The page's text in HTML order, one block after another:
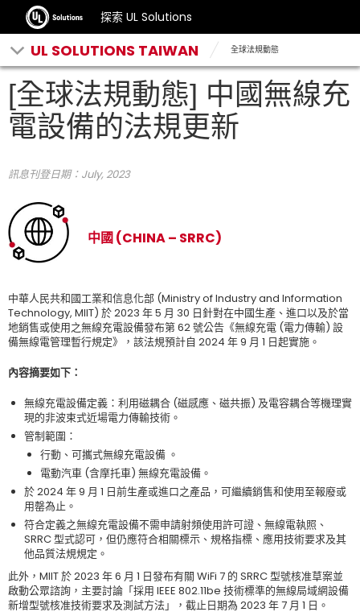
探索 UL Solutions
UL SOLUTIONS TAIWAN 全球法規動態
[全球法規動態] 中國無線充
電設備的法規更新
訊息刊登日期：July, 2023
中國(CHINA – SRRC)
中華人民共和國工業和信息化部 (Ministry of Industry and Information
Technology, MIIT) 於2023 年5 月 30 日針對在中國生產、進口以及於當
地銷售或使用之無線充電設備發布第62號公告《無線充電 (電力傳輸) 設
備無線電管理暫行規定》，該法規預計自 2024 年9 月 1 日起實施。
內容摘要如下：
無線充電設備定義：利用磁耦合 (磁感應、磁共振) 及電容耦合等機理實
現的非波束式近場電力傳輸技術。
管制範圍：
行動、可攜式無線充電設備 。
電動汽車 (含摩托車) 無線充電設備。
於2024 年9 月 1 日前生產或進口之產品，可繼續銷售和使用至報廢或
用罄為止。
符合定義之無線充電設備不需申請射頻使用許可證、無線電執照、
SRRC型式認可，但仍應符合相關標示、規格指標、應用技術要求及其
他品質法規規定。
此外， MIIT於2023 年6 月 1 日發布有關 WiFi 7 的 SRRC型號核准草案並
啟動公眾諮詢，主要討論「採用 IEEE 802.11be 技術標準的無線局域網設備
新增型號核准技術要求及測試方法」，截止日期為 2023 年7 月 1 日。